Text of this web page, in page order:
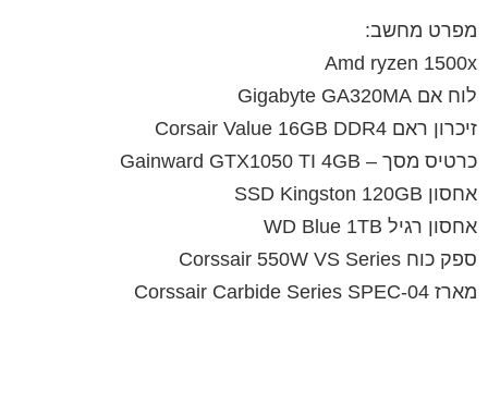
מפרט מחשב:
Amd ryzen 1500x
לוח אם Gigabyte GA320MA
זיכרון ראם Corsair Value 16GB DDR4
כרטיס מסך – Gainward GTX1050 TI 4GB
אחסון SSD Kingston 120GB
אחסון רגיל WD Blue 1TB
ספק כוח Corssair 550W VS Series
מארז Corssair Carbide Series SPEC-04